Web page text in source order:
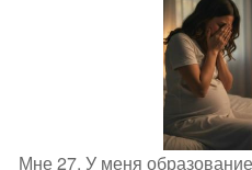
Мне 27. У меня